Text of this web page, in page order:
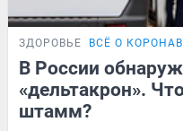
ЗДОРОВЬЕ ВСЁ О
В России
«дельтакрон».
штамм?